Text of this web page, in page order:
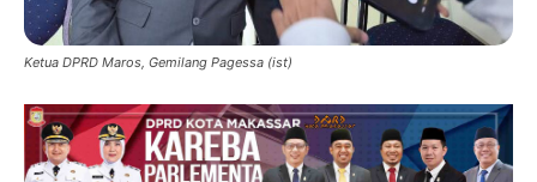
Ketua DPRD Maros, Gemilang Pagessa (ist)